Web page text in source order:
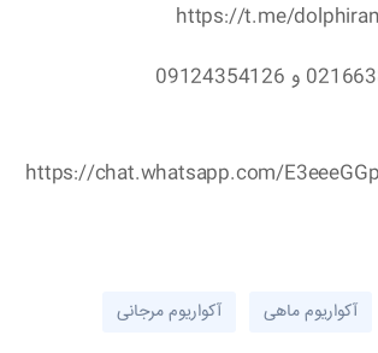
https://t.me/
09124354126
https://chat.whatsapp.com/
آکواریوم ماهی
آکواریوم مرجانی